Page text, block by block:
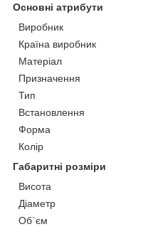
Основні атрибути
Виробник
Країна виробник
Матеріал
Призначення
Тип
Встановлення
Форма
Колір
Габаритні розміри
Висота
Діаметр
Об`єм